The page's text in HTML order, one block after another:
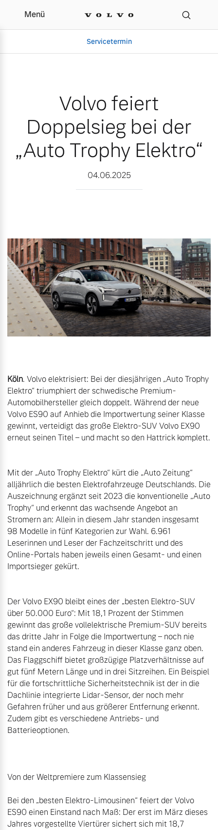
Volvo feiert Doppelsieg
Menü
Servicetermin
Gebrauchtwagen
Aktuelle Zubehörangebote
Zubehörkatalog
Aktuelle Serviceangebote
Unsere News & Events
Volvo feiert
Doppelsieg bei der
„Auto Trophy Elektro“
04.06.2025
Köln. Volvo elektrisiert: Bei der diesjährigen „Auto Trophy
Elektro“ triumphiert der schwedische Premium-
Automobilhersteller gleich doppelt. Während der neue
Volvo ES90 auf Anhieb die Importwertung seiner Klasse
gewinnt, verteidigt das große Elektro-SUV Volvo EX90
erneut seinen Titel – und macht so den Hattrick komplett.
Mit der „Auto Trophy Elektro“ kürt die „Auto Zeitung“
alljährlich die besten Elektrofahrzeuge Deutschlands. Die
Auszeichnung ergänzt seit 2023 die konventionelle „Auto
Trophy“ und erkennt das wachsende Angebot an
Stromern an: Allein in diesem Jahr standen insgesamt
98 Modelle in fünf Kategorien zur Wahl. 6.961
Leserinnen und Leser der Fachzeitschritt und des
Online-Portals haben jeweils einen Gesamt- und einen
Importsieger gekürt.
Der Volvo EX90 bleibt eines der „besten Elektro-SUV
über 50.000 Euro“: Mit 18,1 Prozent der Stimmen
gewinnt das große vollelektrische Premium-SUV bereits
das dritte Jahr in Folge die Importwertung – noch nie
stand ein anderes Fahrzeug in dieser Klasse ganz oben.
Das Flaggschiff bietet großzügige Platzverhältnisse auf
gut fünf Metern Länge und in drei Sitzreihen. Ein Beispiel
für die fortschrittliche Sicherheitstechnik ist der in die
Dachlinie integrierte Lidar-Sensor, der noch mehr
Gefahren früher und aus größerer Entfernung erkennt.
Zudem gibt es verschiedene Antriebs- und
Batterieoptionen.
Von der Weltpremiere zum Klassensieg
Bei den „besten Elektro-Limousinen“ feiert der Volvo
ES90 einen Einstand nach Maß: Der erst im März dieses
Jahres vorgestellte Viertürer sichert sich mit 18,7